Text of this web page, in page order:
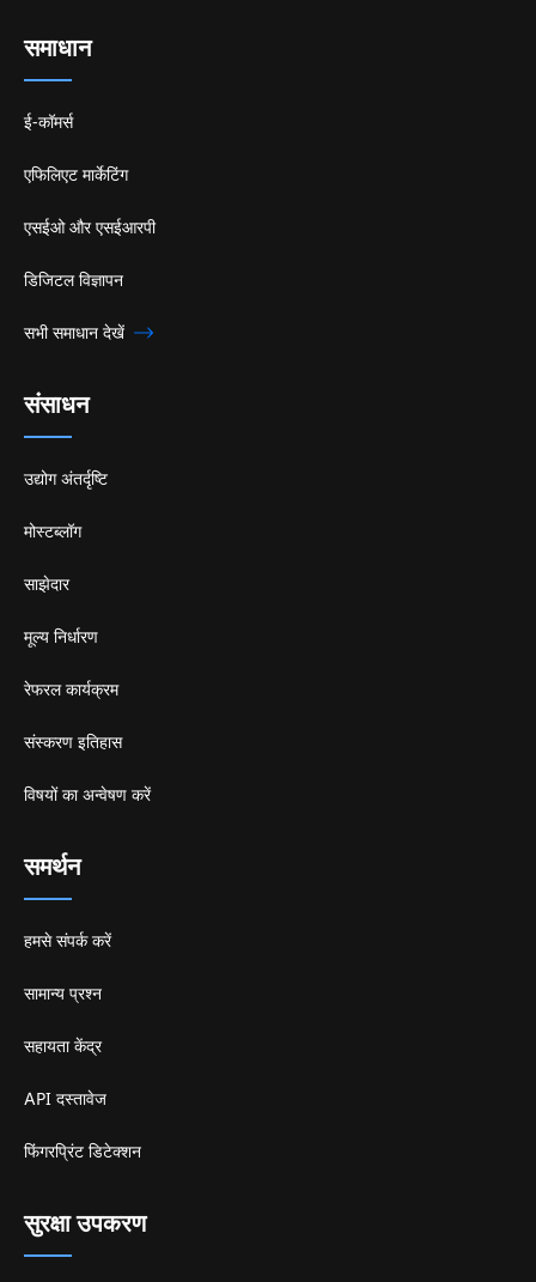
समाधान
ई-कॉमर्स
एफिलिएट मार्केटिंग
एसईओ और एसईआरपी
डिजिटल विज्ञापन
सभी समाधान देखें
संसाधन
उद्योग अंतर्दृष्टि
मोस्टब्लॉग
साझेदार
मूल्य निर्धारण
रेफरल कार्यक्रम
संस्करण इतिहास
विषयों का अन्वेषण करें
समर्थन
हमसे संपर्क करें
सामान्य प्रश्न
सहायता केंद्र
API दस्तावेज
फिंगरप्रिंट डिटेक्शन
सुरक्षा उपकरण